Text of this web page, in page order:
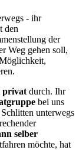
- ihr
den
der
Weg gehen soll,
privat durch. Ihr
bei uns
unterwegs
selber
möchte, hat